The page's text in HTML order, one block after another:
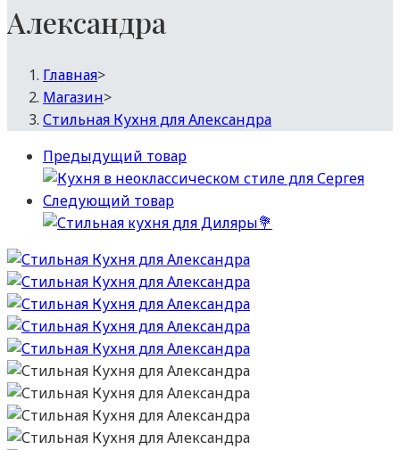
Александра
Главная>
Магазин>
Стильная Кухня для Александра
Предыдущий товар
Следующий товар